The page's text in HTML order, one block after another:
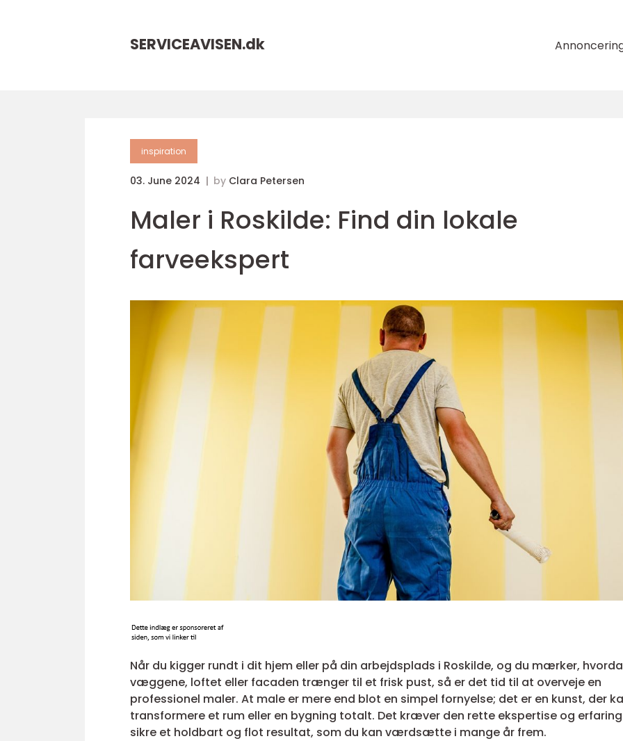
SERVICEAVISEN.dk
inspiration
03. June 2024 by Clara Petersen
Maler i Roskilde: Find din lokale
farveekspert
Når du kigger rundt i dit hjem eller på din arbejdsplads i Roskilde, og du mærker,
væggene, loftet eller facaden trænger til et frisk pust, så er det tid til at overveje en
professionel maler. At male er mere end blot en simpel fornyelse; det er en kunst, der
transformere et rum eller en bygning totalt. Det kræver den rette ekspertise og
sikre et holdbart og flot resultat, som du kan værdsætte i mange år frem.